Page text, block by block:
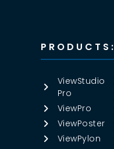
PRODUCTS:
ViewStudio
Pro
ViewPro
ViewPoster
ViewPylon